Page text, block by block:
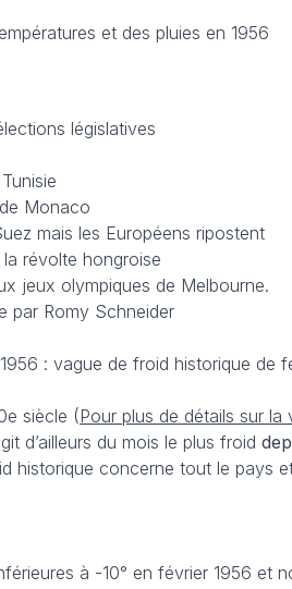
et des pluies en 1956
législatives
Monaco
mais les Européens ripostent
révolte hongroise
jeux olympiques de Melbourne.
par Romy Schneider
: vague de froid historique de
siècle (Pour plus de détails sur
d’ailleurs du mois le plus froid
historique concerne tout le pays
à -10° en février 1956 et